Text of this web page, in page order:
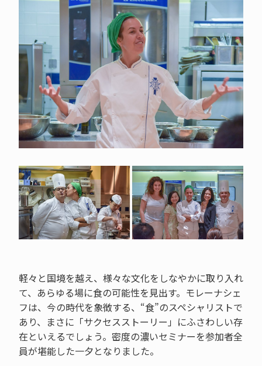
軽々と国境を越え、様々な文化をしなやかに取り入れ
て、あらゆる場に食の可能性を見出す。モレーナシェ
フは、今の時代を象徴する、“食”のスペシャリストで
あり、まさに「サクセスストーリー」にふさわしい存
在といえるでしょう。密度の濃いセミナーを参加者全
員が堪能した一夕となりました。